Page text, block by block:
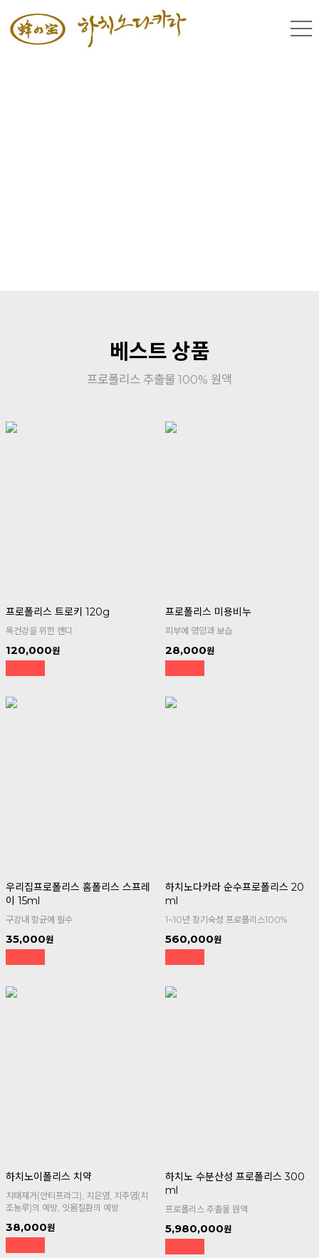
베스트 상품
프로폴리스 추출물 100% 원액
프로폴리스 트로키 120g
목건강을 위한 캔디
120,000
프로폴리스 미용비누
피부에 영양과 보습
28,000
우리집프로폴리스 홈폴리스 스프레
이 15ml
구강내 항균에 필수
35,000
하치노다카라 순수프로폴리스 20
ml
1~10년 장기숙성 프로폴리스100%
560,000
하치노이폴리스 치약
치태제거(안티프라그), 치은염, 치주염(치
조농루)의 예방, 잇몸질환의 예방
38,000
하치노 수분산성 프로폴리스 300
ml
프로폴리스 추출물 원액
5,980,000